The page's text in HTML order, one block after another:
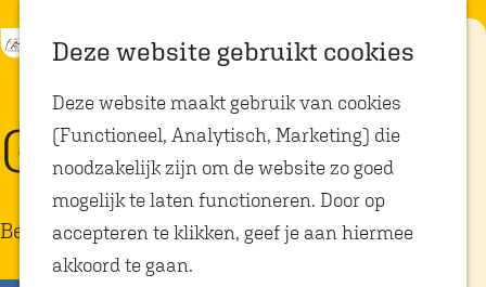
Deze website gebruikt cookies
Deze website maakt gebruik van cookies
(Functioneel, Analytisch, Marketing) die
noodzakelijk zijn om de website zo goed
mogelijk te laten functioneren. Door op
accepteren te klikken, geef je aan hiermee
akkoord te gaan.
n
a
r
K
a
r
t
Z
e
k
e
n
e
n
u
Eten met
Op zoek naar
kindvriendelijke
restaurants in
Oosterhout? In
Oosterhout vind
je volop plekken
waar je gezellig
en lekker kunt
Grote Kerk Breda
Bezienswaardigheid